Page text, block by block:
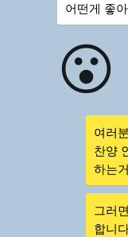
어떤게 좋
😮
여러
찬양
하는
그러
합니